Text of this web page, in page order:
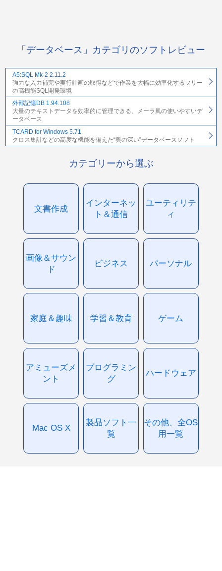
「データベース」カテゴリのソフトレビュー
A5:SQL Mk-2 2.11.2
強力な入力補完や実行計画の取得などで作業を大幅に効率化するフリー
の高機能SQL開発環境
外部記憶DB 1.94.108
大量のテキストデータを効率的に管理できる、メーラ風の使いやすいデ
ータベース
TCARD for Windows 5.71
クロス集計などの高度な機能を備えた“奥の深い”データベースソフト
カテゴリーから選ぶ
文書作成
インターネッ
ト＆通信
ユーティリテ
ィ
画像＆サウン
ド
ビジネス パーソナル
家庭＆趣味 学習＆教育 ゲーム
アミューズメ
ント
プログラミン
グ
ハードウェア
Mac OS X
製品ソフト一
覧
その他、全OS
用一覧